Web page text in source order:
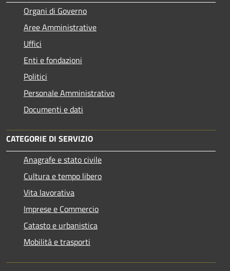
Organi di Governo
Aree Amministrative
Uffici
Enti e fondazioni
Politici
Personale Amministrativo
Documenti e dati
CATEGORIE DI SERVIZIO
Anagrafe e stato civile
Cultura e tempo libero
Vita lavorativa
Imprese e Commercio
Catasto e urbanistica
Mobilità e trasporti